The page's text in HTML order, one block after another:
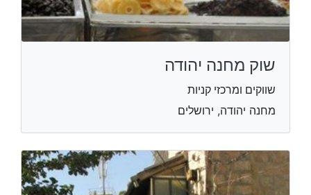
שוק מחנה יהודה
שווקים ומרכזי קניות
מחנה יהודה, ירושלים